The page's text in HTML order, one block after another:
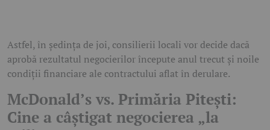
Astfel, în ședința de joi, consilierii locali vor decide dacă
aprobă rezultatul negocierilor începute anul trecut și noile
condiții financiare ale contractului aflat în derulare.
McDonald’s vs. Primăria Pitești:
Cine a câștigat negocierea „la